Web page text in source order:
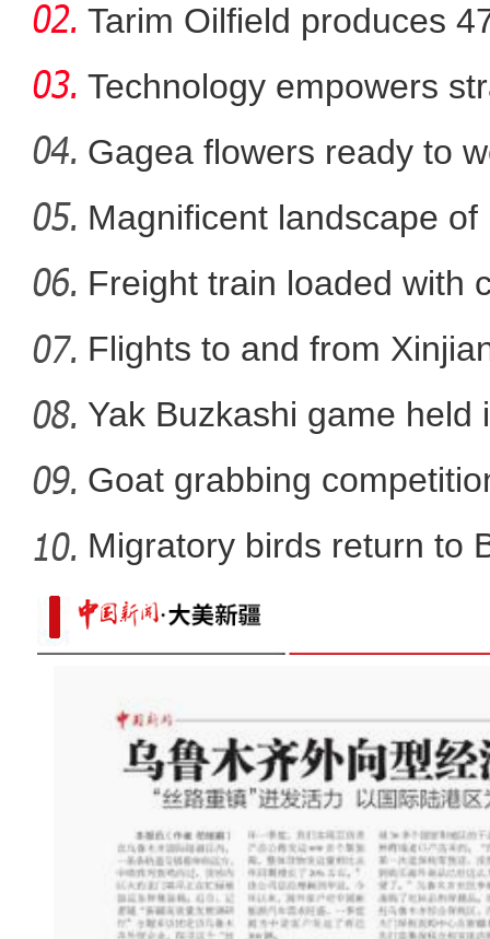
新疆兵团阿拉尔市万余亩茴
实拍新疆兵团最年
Tarim Oilfield produces
Technology empowers
Xi
Gagea flowers ready to
Nal
Magnificent landscape
La
Freight train loaded with
Flights to and from
Yak Buzkashi game held
Goat grabbing
Migratory birds return to